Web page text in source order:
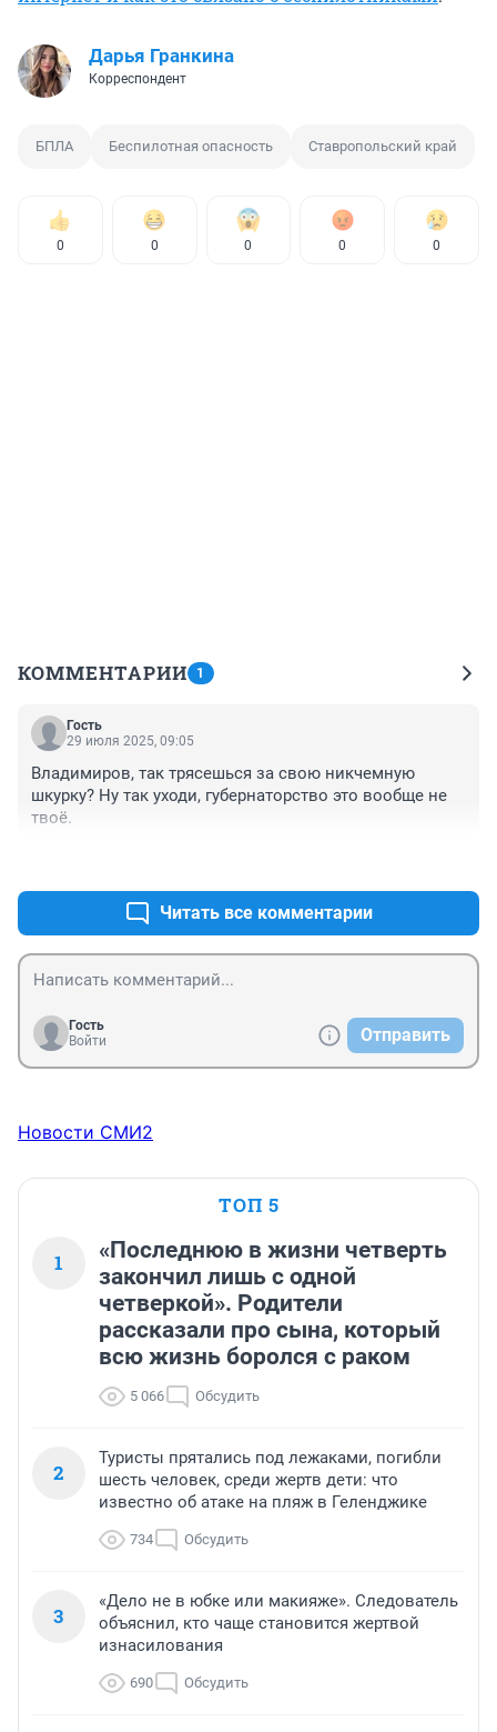
Дарья Гранкина
Корреспондент
БПЛА Беспилотная опасность Ставропольский край
0 0 0 0 0
КОММЕНТАРИИ 1
Гость
29 июля 2025, 09:05
Владимиров, так трясешься за свою никчемную
шкурку? Ну так уходи, губернаторство это вообще не
твоё.
Читать все комментарии
Гость
Войти
Отправить
Новости СМИ2
ТОП 5
1
«Последнюю в жизни четверть
закончил лишь с одной
четверкой». Родители
рассказали про сына, который
всю жизнь боролся с раком
5 066 Обсудить
2
Туристы прятались под лежаками, погибли
шесть человек, среди жертв дети: что
известно об атаке на пляж в Геленджике
734 Обсудить
3
«Дело не в юбке или макияже». Следователь
объяснил, кто чаще становится жертвой
изнасилования
690 Обсудить